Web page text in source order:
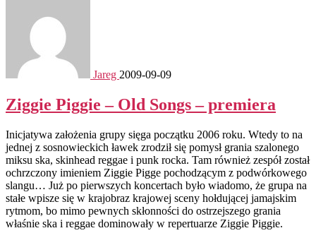
Jareg 2009-09-09
Ziggie Piggie – Old Songs – premiera
Inicjatywa założenia grupy sięga początku 2006 roku. Wtedy to na
jednej z sosnowieckich ławek zrodził się pomysł grania szalonego
miksu ska, skinhead reggae i punk rocka. Tam również zespół został
ochrzczony imieniem Ziggie Pigge pochodzącym z podwórkowego
slangu… Już po pierwszych koncertach było wiadomo, że grupa na
stałe wpisze się w krajobraz krajowej sceny hołdującej jamajskim
rytmom, bo mimo pewnych skłonności do ostrzejszego grania
właśnie ska i reggae dominowały w repertuarze Ziggie Piggie.